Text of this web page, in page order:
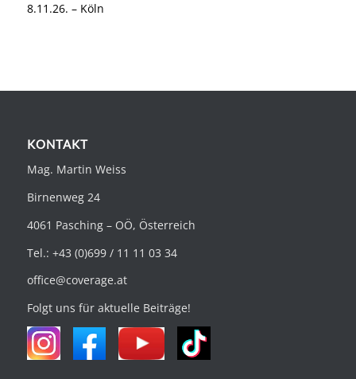
8.11.26. – Köln
KONTAKT
Mag. Martin Weiss
Birnenweg 24
4061 Pasching – OÖ, Österreich
Tel.: +43 (0)699 / 11 11 03 34
office@coverage.at
Folgt uns für aktuelle Beiträge!